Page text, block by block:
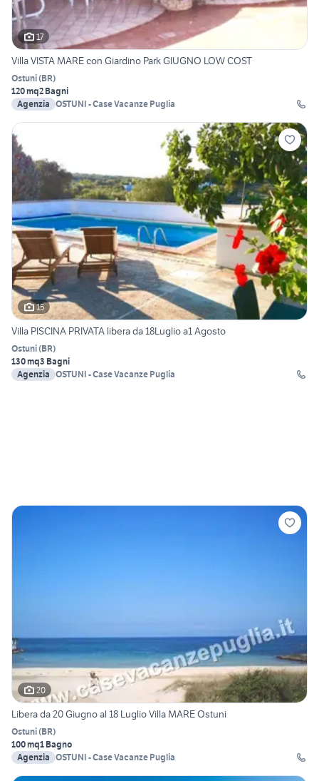
17
Villa VISTA MARE con Giardino Park GIUGNO LOW COST
Ostuni(BR)
120 mq2 Bagni
Agenzia OSTUNI - Case Vacanze Puglia
15
Villa PISCINA PRIVATA libera da 18Luglio a1 Agosto
Ostuni(BR)
130 mq3 Bagni
Agenzia OSTUNI - Case Vacanze Puglia
20
Libera da 20 Giugno al 18 Luglio Villa MARE Ostuni
Ostuni(BR)
100 mq1 Bagno
Agenzia OSTUNI - Case Vacanze Puglia